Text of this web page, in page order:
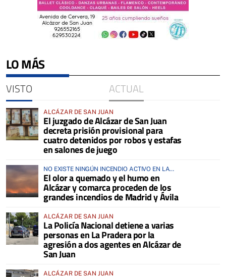
LO MÁS
VISTO ACTUAL
ALCÁZAR DE SAN JUAN
El juzgado de Alcázar de San Juan
decreta prisión provisional para
cuatro detenidos por robos y estafas
en salones de juego
NO EXISTE NINGÚN INCENDIO ACTIVO EN LA
COMARCA
El olor a quemado y el humo en
Alcázar y comarca proceden de los
grandes incendios de Madrid y Ávila
ALCÁZAR DE SAN JUAN
La Policía Nacional detiene a varias
personas en La Pradera por la
agresión a dos agentes en Alcázar de
San Juan
ALCÁZAR DE SAN JUAN